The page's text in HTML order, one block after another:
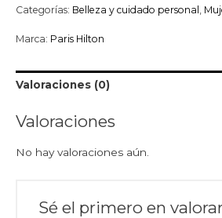
Categorías: Belleza y cuidado personal ,
Marca: Paris Hilton
Valoraciones (0)
Valoraciones
No hay valoraciones aún.
Sé el primero en